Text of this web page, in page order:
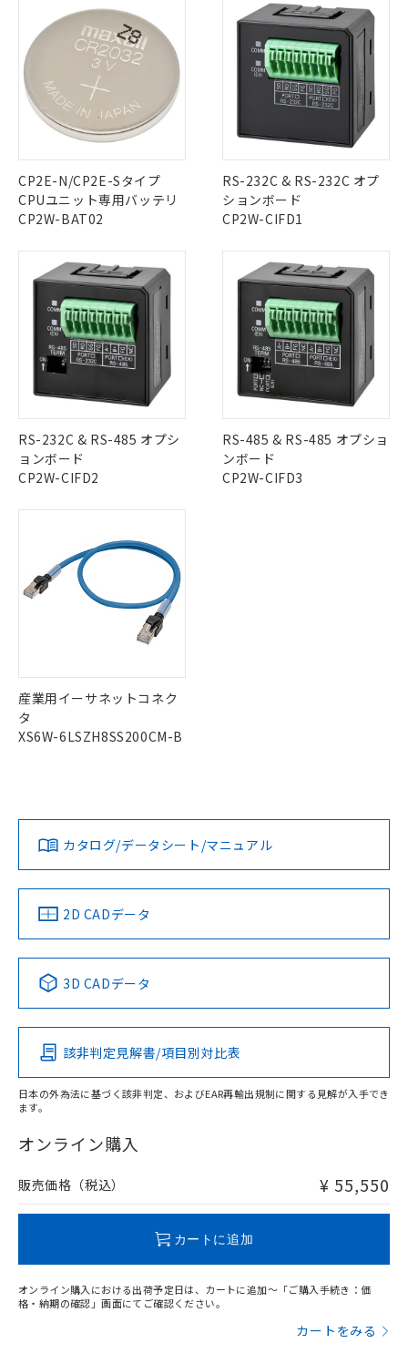
CP2E-N/CP2E-Sタイプ
CPUユニット専用バッテリ
CP2W-BAT02
RS-232C & RS-232C オプ
ションボード
CP2W-CIFD1
RS-232C & RS-485 オプシ
ョンボード
CP2W-CIFD2
RS-485 & RS-485 オプショ
ンボード
CP2W-CIFD3
産業用イーサネットコネク
タ
XS6W-6LSZH8SS200CM-B
カタログ/データシート/マニュアル
2D CADデータ
3D CADデータ
該非判定見解書/項目別対比表
日本の外為法に基づく該非判定、およびEAR再輸出規制に関する見解が入手でき
ます。
オンライン購入
販売価格（税込） ¥ 55,550
カートに追加
オンライン購入における出荷予定日は、カートに追加～「ご購入手続き：価
格・納期の確認」画面にてご確認ください。
カートをみる
本サービスは、当社制御機器事業取扱
商品の当社在庫状況および標準価格
(税抜)を提供させていただくもので
当社制御機器事業取扱商品の中には、
本サービスの対象外となる商品もある
ことをご了承ください。
在庫状況および標準価格照会結果は、
記載している更新日時点での社内デー
タに基づき作成されるものであり、閲
覧された時点での実際の在庫および標
了承ください。
正式な納期状況および標準価格はお客
様のお取引先、またはお客様担当のオ
ムロン制御機器販売店・当社販売員に
ご相談ください。
オムロン制御機器販売店や当社販売拠
点は「
販売ネットワーク
」をご確認
ください。
在庫状況および標準価格結果を当社の
事前の承諾なく第三者に漏洩または開
示しないようお願いします。
マイパーツ機能（部品リスト作成サー
ビス）をご利用いただくには、I-Web
お客様が当ウェブサイト上で当社にご
登録された部品リストについて、当社
および当社の共同利用者が、当社の製
品・サービスに関するお客様との取
引・商談に必要な範囲で利用すること
をご了承ください。
の共同利用に関して"
用者の範囲」に記載されている法人を
調査・確認中：EU RoHS指令（10物質）の
非含有の対応状況を調査中または確認中の
商品です。
非該当品：ライセンス料など無形物で、有
害物質有無と関係のない商品です。
仕入先様の事情により、非含有部品として
いたものが、含有品と判明した場合などや
むを得ず変更することがあります。
*EU RoHS指令（10物質）：
鉛(Pb) 1000ppm以下、 水銀(Hg) 1000ppm以下、 カド
ミウム(Cd) 100ppm以下、
六価クロム(Cr(Ⅵ)) 1000ppm以下、ポリ臭化ビフェニル
(PBDE) 1000ppm以下、フタル酸ビス(2-エチルヘキシ
ル) (DEHP)(別名：DOP) 1000ppm以下、フタル酸ブチ
ルベンジル（BBP） 1000ppm以下、フタル酸ジブチル
（DBP） 1000ppm以下、フタル酸ジイソブチル
(DIBP) 1000ppm以下
但し、RoHS指令で産業用監視および制御機器に対する
適用除外項目は除く。
フタル酸エステル類の４物質については閾値を超える意
図的な使用がないことを確認しています。
※2 対応予定月
部品在庫の切り替え状況などにより、予定
月が前後することがあります。
※3 非含有証明書ダウンロード
下記の非含有証明書をダウンロードするこ
とができます。
EU RoHS指令（10物質）の非含有証明書
るもので、過去に遡って非含有を証明する
また、RoHS指令のフタル酸エステル類４
既に当社にて対応品への在庫切替を完了
していることから、特段のことがない限
り、2022年1月12日より割愛しておりま
※1 中国RoHS○×表
「○」：最大均質材料含有率が中国RoHSの
基準値以下であることを示します。
「×」：最大均質材料含有率が中国RoHSの
基準値を超えていることを示します。
「－」：未確認です。当社販売部門へお問
い合わせください。
*中国RoHS10物質の基準値 (GB/T26572)：
Pb(鉛) :1000ppm、 Hg(水銀) : 1000ppm、 Cd(カドミウ
ル類) : 1000ppm、
DBP(フタル酸ジブチル) : 1000ppm、 DIBP(フタル酸ジ
イソブチル) : 1000ppm、 BBP(フタル酸ブチルベンジ
ル) : 1000ppm、
DEHP(フタル酸ビス(2-エチルヘキシル)) : 1000ppm
※2 環境保護使用期限
「ｅ」：有害物質（10物質）のすべてが基
準値以下であることを示します。
「10」：通常の使用状況下において有害物
質が外部に漏えいし、環境に深刻な影響を
「－」：未確認です。当社販売部門へお問
当社は、これら貴社製品のうち、外国
（以下｢規制貨物等」という）を輸出
または国外への提供する場合は、日本
国政府の輸出許可(または役務取引許
可)を取得するなどの必要な手続きを
とります。
当社は規制貨物を破棄する場合は、完
全に破砕するなど、違法に輸出されな
いよう必要な手段を講じます。
当社は貴社製品を、核兵器、ミサイ
ル、化学兵器、生物兵器またはその他
武器並びにこれらの製造装置等に一切
使用いたしません。
当社は、貴社製品を第三者に販売する
場合は、上記1、2および3の内容を当
該第三者に通知します。また当社は、
販売先および販売に係わる関係者が違
法に輸出するおそれがある場合は、取
合意する
記
号
説明
△ 一定数には満たないが在庫あり
－
在庫なし(最新の在庫状況につ
いては、お客様のお取引先、ま
たはお客様担当のオムロン制御
機器販売店・当社販売員にご確
認ください)
白
受注生産機種、また在庫状況の
情報を公開していない機種